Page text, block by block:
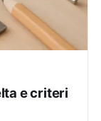
e criteri